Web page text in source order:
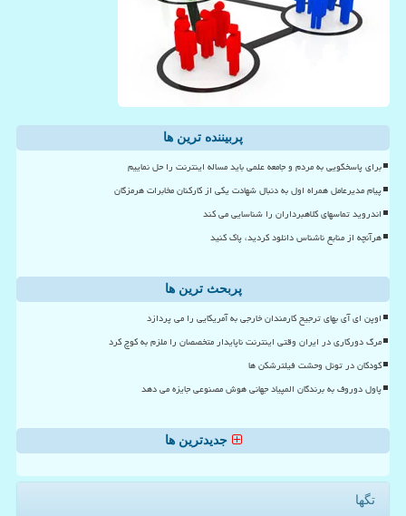
پربیننده ترین ها
برای پاسخگویی به مردم و جامعه علمی باید مساله اینترنت را حل نماییم
پیام مدیرعامل همراه اول به دنبال شهادت یکی از کارکنان مخابرات هرمزگان
اندروید تماسهای کلاهبرداران را شناسایی می کند
هرآنچه از منابع ناشناس دانلود کردید، پاک کنید
پربحث ترین ها
اوپن ای آی بهای ترجیح کارمندان خارجی به آمریکایی را می پردازد
مرگ دورکاری در ایران وقتی اینترنت ناپایدار متخصصان را ملزم به کوچ کرد
کودکان در تونل وحشت فیلترشکن ها
پاول دوروف به برندگان المپیاد جهانی هوش مصنوعی جایزه می دهد
جدیدترین ها
تگها